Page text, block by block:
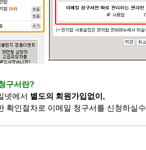
구서란?
넷에서 별도의 회원가입없이,
확인절차로 이메일 청구서를 신청하실